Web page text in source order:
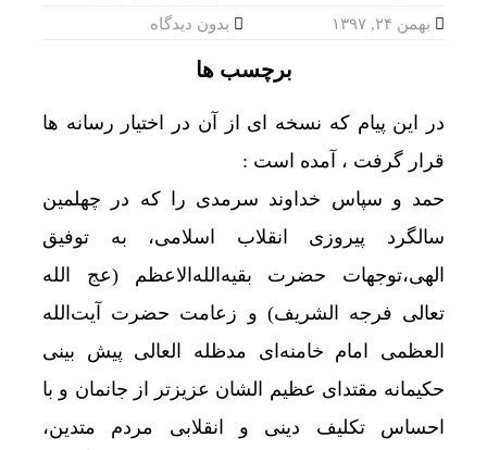
بهمن ۲۴, ۱۳۹۷
بدون دیدگاه
برچسب ها
در این پیام که نسخه ای از آن در اختیار رسانه ها
قرار گرفت ، آمده است :
حمد و سپاس خداوند سرمدی را که در چهلمین
سالگرد پیروزی انقلاب اسلامی، به توفیق
الهی،توجهات حضرت بقیه‌الله‌الاعظم (عج الله
تعالی فرجه الشریف) و زعامت حضرت آیت‌الله
العظمی امام خامنه‌ای مدظله العالی پیش بینی
حکیمانه مقتدای عظیم الشان عزیزتر از جانمان و با
احساس تکلیف دینی و انقلابی مردم متدین،